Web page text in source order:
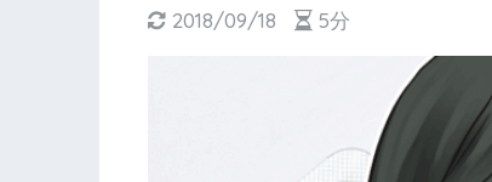
2018/09/18 5分